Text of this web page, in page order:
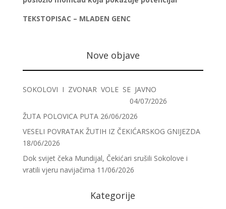
TEKSTOPISAC – MLADEN GENC
Nove objave
SOKOLOVI I ZVONAR VOLE SE JAVNO
04/07/2026
ŽUTA POLOVICA PUTA 26/06/2026
VESELI POVRATAK ŽUTIH IZ ČEKIĆARSKOG GNIJEZDA
18/06/2026
Dok svijet čeka Mundijal, Čekićari srušili Sokolove i
vratili vjeru navijačima 11/06/2026
Kategorije